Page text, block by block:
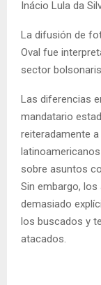
Inácio Lula da
La difusión de
Oval fue
sector
Las diferencias
mandatario
reiteradamente
sobre asuntos
Sin embargo,
demasiado
los buscados y
atacados.